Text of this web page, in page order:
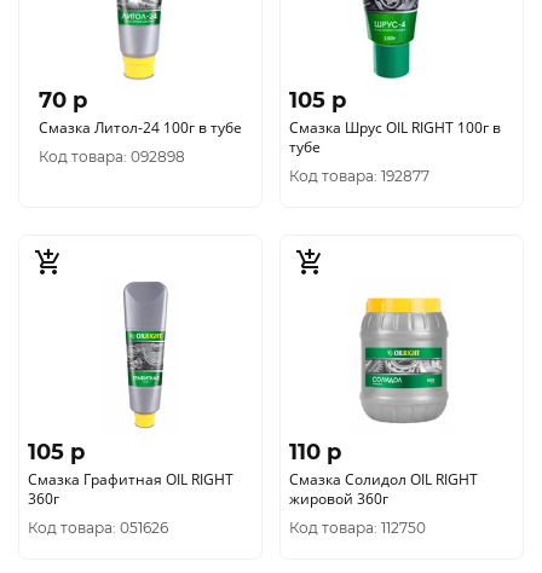
70 p
Смазка Литол-24 100г в тубе
Код товара: 092898
105 p
Смазка Шрус OIL RIGHT 100г в
тубе
Код товара: 192877
105 p
Смазка Графитная OIL RIGHT
360г
Код товара: 051626
110 p
Смазка Солидол OIL RIGHT
жировой 360г
Код товара: 112750